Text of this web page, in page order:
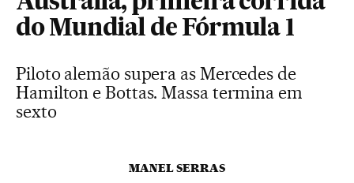
do Mundial de Fórmula 1
Piloto alemão supera as Mercedes de
Hamilton e Bottas. Massa termina em
sexto
MANEL SERRAS